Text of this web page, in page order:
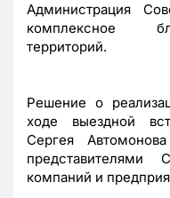
Администрация
комплексное
территорий.
Решение о
ходе выездной
Сергея
представителями
компаний и